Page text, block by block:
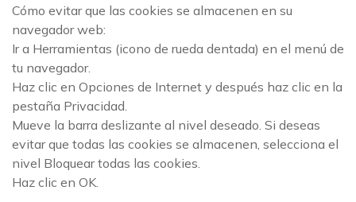
Cómo evitar que las cookies se almacenen en su
navegador web:
Ir a Herramientas (icono de rueda dentada) en el menú de
tu navegador.
Haz clic en Opciones de Internet y después haz clic en la
pestaña Privacidad.
Mueve la barra deslizante al nivel deseado. Si deseas
evitar que todas las cookies se almacenen, selecciona el
nivel Bloquear todas las cookies.
Haz clic en OK.